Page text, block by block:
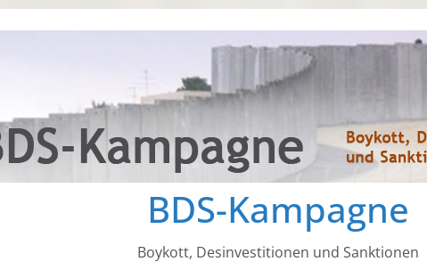
BDS-Kampagne
Boykott, Desinvestitionen und Sanktionen